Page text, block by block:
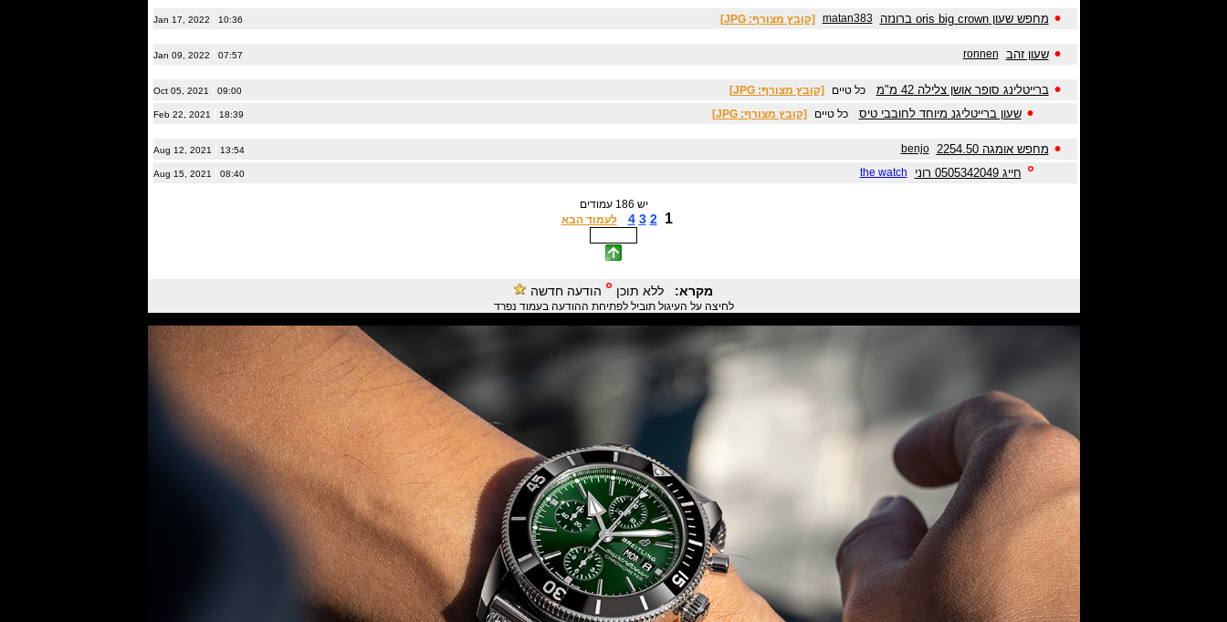
• מחפש שעון oris big crown ברונזה matan383 [קובץ מצורף: JPG] Jan 17, 2022 10:36
•שעון זהב ronnen
Jan 09, 2022 07:57
•ברייטלינג סופר אושן צלילה 42 מ"מ כל טיים [קובץ מצורף: JPG] Oct 05, 2021 09:00
•שעון ברייטליגנ מיוחד לחובבי טיס כל טיים [קובץ מצורף: JPG] Feb 22, 2021 18:39
• מחפש אומגה 2254.50 benjo
Aug 12, 2021 13:54
° חייג 0505342049 רוני the watch
Aug 15, 2021 08:40
יש 186 עמודים
1
2
3
4 לעמוד הבא
מקרא: ללא תוכן ° הודעה חדשה
לחיצה על העיגול תוביל לפתיחת ההודעה בעמוד נפרד